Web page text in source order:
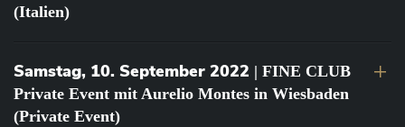
(Italien)
Samstag, 10. September 2022 | FINE CLUB
Private Event mit Aurelio Montes in Wiesbaden
(Private Event)